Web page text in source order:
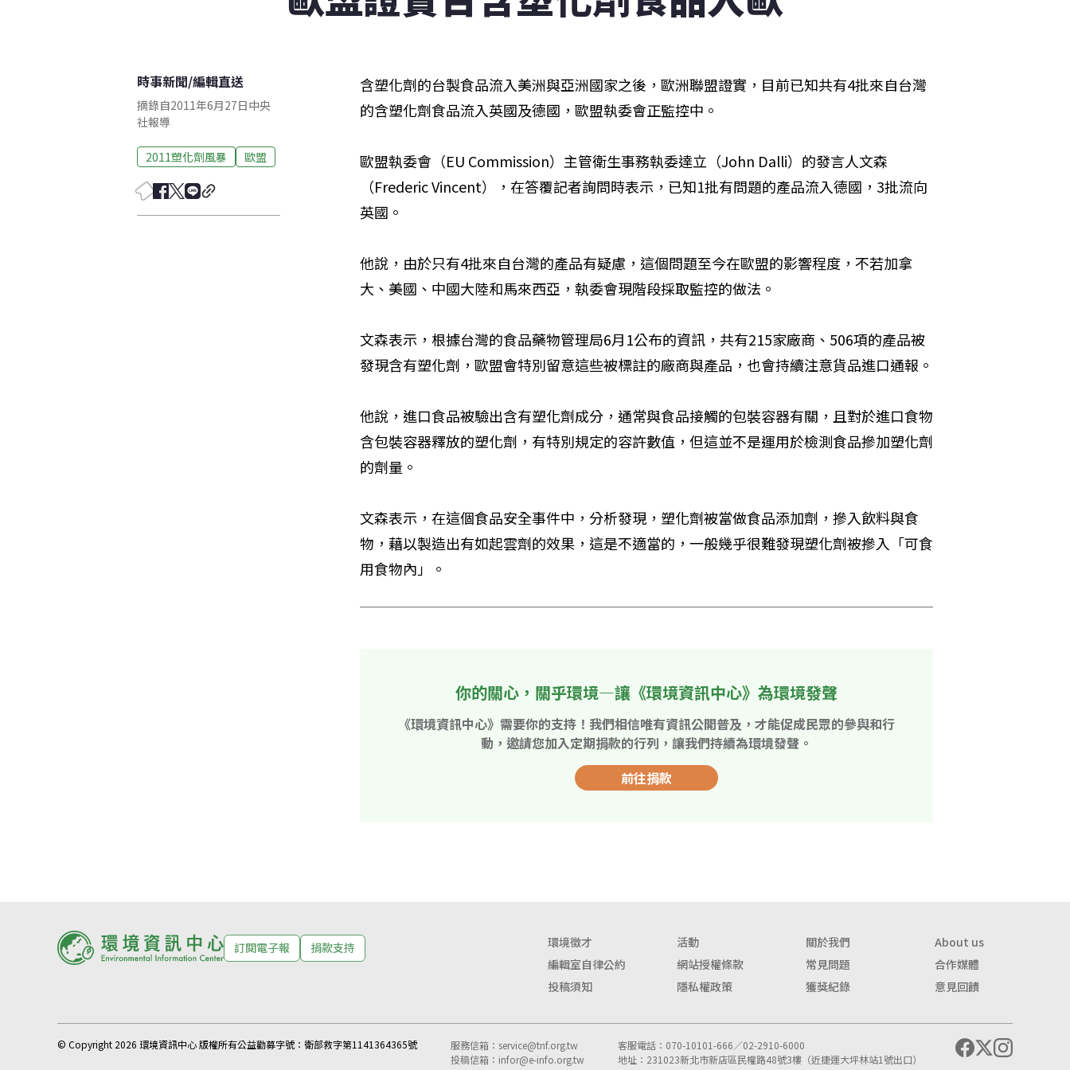
時事新聞/編輯直送
摘錄自2011年6月27日中央
社報導
2011塑化劑風暴 歐盟
含塑化劑的台製食品流入美洲與亞洲國家之後，歐洲聯盟證實，目前已知共有4批來自台灣
的含塑化劑食品流入英國及德國，歐盟執委會正監控中。
歐盟執委會（EU Commission）主管衛生事務執委達立（John Dalli）的發言人文森
（Frederic Vincent），在答覆記者詢問時表示，已知1批有問題的產品流入德國，3批流向
英國。
他說，由於只有4批來自台灣的產品有疑慮，這個問題至今在歐盟的影響程度，不若加拿
大、美國、中國大陸和馬來西亞，執委會現階段採取監控的做法。
文森表示，根據台灣的食品藥物管理局6月1公布的資訊，共有215家廠商、506項的產品被
發現含有塑化劑，歐盟會特別留意這些被標註的廠商與產品，也會持續注意貨品進口通報。
他說，進口食品被驗出含有塑化劑成分，通常與食品接觸的包裝容器有關，且對於進口食物
含包裝容器釋放的塑化劑，有特別規定的容許數值，但這並不是運用於檢測食品摻加塑化劑
的劑量。
文森表示，在這個食品安全事件中，分析發現，塑化劑被當做食品添加劑，摻入飲料與食
物，藉以製造出有如起雲劑的效果，這是不適當的，一般幾乎很難發現塑化劑被摻入「可食
用食物內」。
你的關心，關乎環境—讓《環境資訊中心》為環境發聲
《環境資訊中心》需要你的支持！我們相信唯有資訊公開普及，才能促成民眾的參與和行
動，邀請您加入定期捐款的行列，讓我們持續為環境發聲。
前往捐款
訂閱電子報 捐款支持 環境徵才 活動 關於我們
About us
編輯室自律公約
網站授權條款 常見問題
合作媒體
投稿須知
隱私權政策 獲獎紀錄 意見回饋
© Copyright 2026 環境資訊中心 版權所有公益勸募字號： 衛部救字第1141364365號 服務信箱： service@tnf.org.tw
投稿信箱： infor@e-info.org.tw
客服電話：070-10101-666／02-2910-6000
地址：231023新北市新店區民權路48號3樓（近捷運大坪林站1號出口）